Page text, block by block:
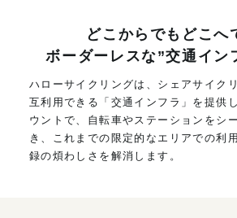
どこからでもどこへ
ボーダーレスな”交通イン
ハローサイクリングは、シェアサイク
互利用できる「交通インフラ」を提供
ウントで、自転車やステーションをシ
き、これまでの限定的なエリアでの利
録の煩わしさを解消します。